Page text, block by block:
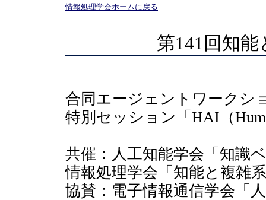
情報処理学会ホームに戻る
第141回知
合同エージェントワークシ
特別セッション「HAI（
共催：人工知能学会「知識
情報処理学会「知能と複雑
協賛：電子情報通信学会「